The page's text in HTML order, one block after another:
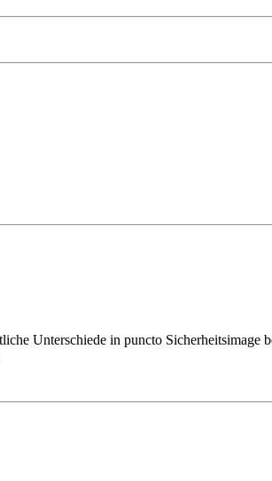
Unterschiede in puncto